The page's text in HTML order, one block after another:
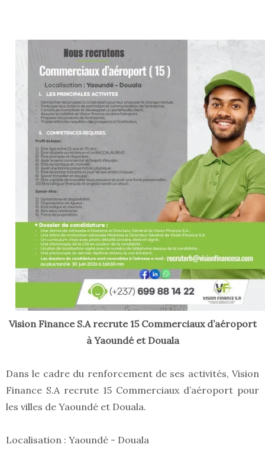
Vision Finance S.A recrute 15 Commerciaux d’aéroport
à Yaoundé et Douala
Dans le cadre du renforcement de ses activités, Vision
Finance S.A recrute 15 Commerciaux d’aéroport pour
les villes de Yaoundé et Douala.
Localisation : Yaoundé - Douala